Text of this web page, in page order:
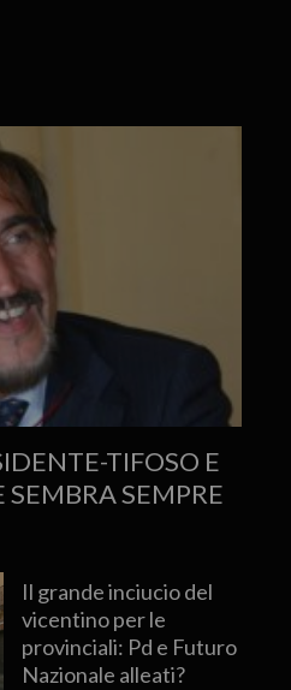
TIFOSO E
SEMBRA SEMPRE
Il grande inciucio del
vicentino per le
provinciali: Pd e Futuro
Nazionale alleati?